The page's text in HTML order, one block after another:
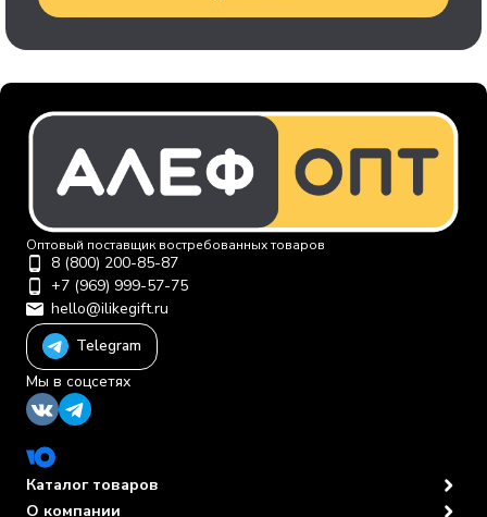
Оптовый поставщик востребованных товаров
8 (800) 200-85-87
+7 (969) 999-57-75
hello@ilikegift.ru
Telegram
Мы в соцсетях
Каталог товаров
О компании